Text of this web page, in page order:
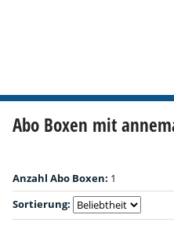
Abo Boxen mit
Anzahl Abo Boxen: 1
Sortierung: